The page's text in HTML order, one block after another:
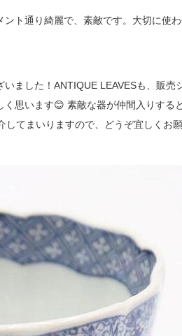
ト通り綺麗で、素敵です。大切に使わ
ました！ANTIQUE LEAVESも、販売
思います😊 素敵な器が仲間入りする
てまいりますので、どうぞ宜しくお